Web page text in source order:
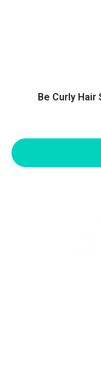
Be Curly